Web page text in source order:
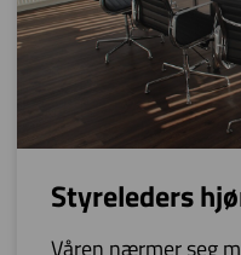
Styreleders
Våren nærmer seg